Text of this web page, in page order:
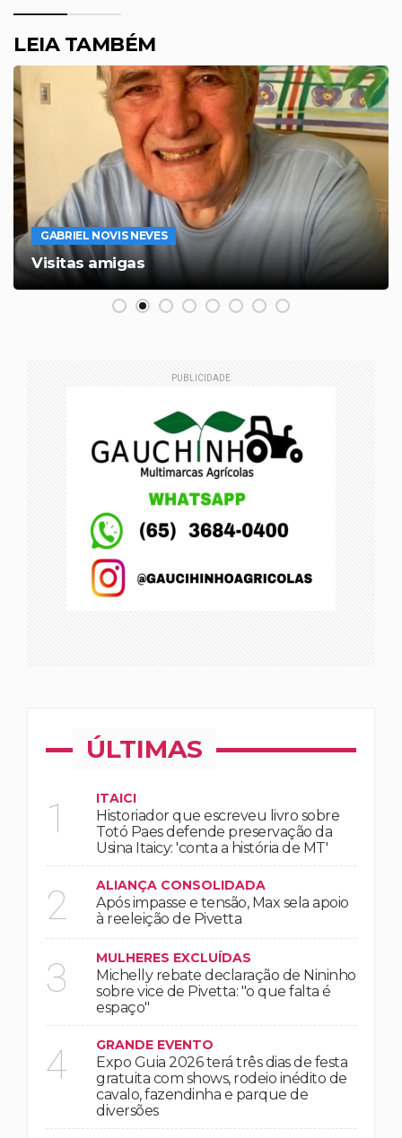
LEIA TAMBÉM
GABRIEL NOVIS NEVES
Visitas amigas
PUBLICIDADE
ÚLTIMAS
1 ITAICI
Historiador que escreveu livro sobre
Totó Paes defende preservação da
Usina Itaicy: 'conta a história de MT'
2 ALIANÇA CONSOLIDADA
Após impasse e tensão, Max sela apoio
à reeleição de Pivetta
3 MULHERES EXCLUÍDAS
Michelly rebate declaração de Nininho
sobre vice de Pivetta: "o que falta é
espaço"
4 GRANDE EVENTO
Expo Guia 2026 terá três dias de festa
gratuita com shows, rodeio inédito de
cavalo, fazendinha e parque de
diversões